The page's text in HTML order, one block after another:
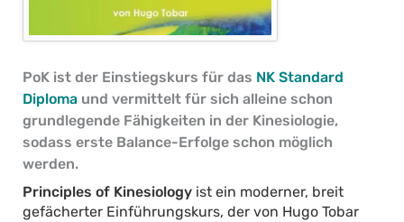
PoK ist der Einstiegskurs für das NK Standard
Diplomaund vermittelt für sich alleine schon
grundlegende Fähigkeiten in der Kinesiologie,
sodass erste Balance-Erfolge schon möglich
werden.
Principles of Kinesiologyist ein moderner, breit
gefächerter Einführungskurs, der von Hugo Tobar